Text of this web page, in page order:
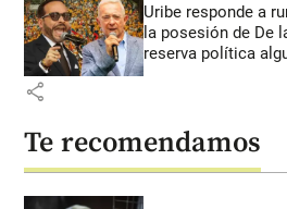
Uribe responde a
la posesión de De
reserva política
share
Te recomendamos